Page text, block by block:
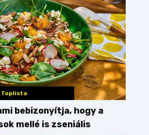
Toplista
bebizonyítja, hogy a
mellé is zseniális